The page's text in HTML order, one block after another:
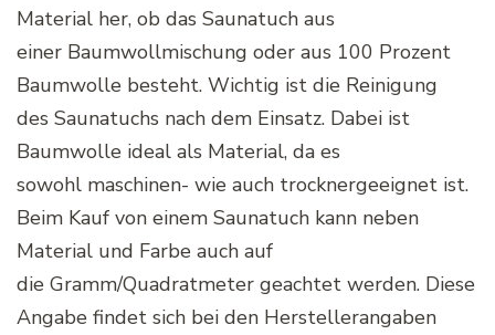
Material her, ob das Saunatuch aus
einer Baumwollmischung oder aus 100 Prozent
Baumwolle besteht. Wichtig ist die Reinigung
des Saunatuchs nach dem Einsatz. Dabei ist
Baumwolle ideal als Material, da es
sowohl maschinen- wie auch trocknergeeignet ist.
Beim Kauf von einem Saunatuch kann neben
Material und Farbe auch auf
die Gramm/Quadratmeter geachtet werden. Diese
Angabe findet sich bei den Herstellerangaben